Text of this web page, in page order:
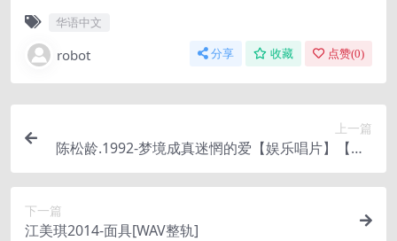
华语中文
robot 分享 收藏 点赞(0)
上一篇
陈松龄.1992-梦境成真迷惘的爱【娱乐唱片】【WA
V+CUE】
下一篇
江美琪2014-面具[WAV整轨]